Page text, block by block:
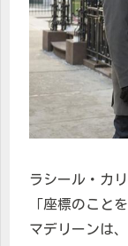
ラシール・カ
「座標のこと
マデリーンは